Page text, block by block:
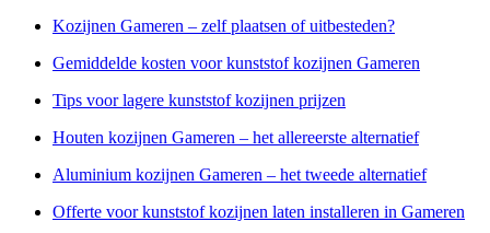
Kozijnen Gameren – zelf plaatsen of uitbesteden?
Gemiddelde kosten voor kunststof kozijnen Gameren
Tips voor lagere kunststof kozijnen prijzen
Houten kozijnen Gameren – het allereerste alternatief
Aluminium kozijnen Gameren – het tweede alternatief
Offerte voor kunststof kozijnen laten installeren in Gameren